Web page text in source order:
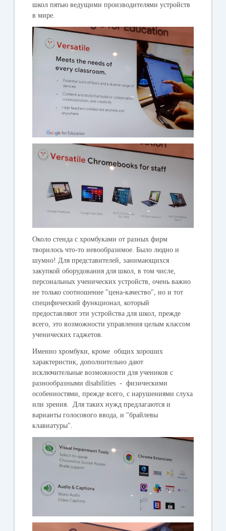
школ пятью ведущими производителями устройств
в мире.
Около стенда с хромбуками от разных фирм
творилось что-то невообразимое. Было людно и
шумно! Для представителей, занимающихся
закупкой оборудования для школ, в том числе,
персональных ученических устройств, очень важно
не только соотношение "цена-качество", но и тот
специфический функционал, который
предоставляют эти устройства для школ, прежде
всего, это возможности управления целым классом
ученических гаджетов.
Именно хромбуки, кроме общих хороших
характеристик, дополнительно дают
исключительные возможности для учеников с
разнообразными disabilities - физическими
особенностями, прежде всего, с нарушениями слуха
или зрения. Для таких нужд предлагаются и
варианты голосового ввода, и "брайлевы
клавиатуры".